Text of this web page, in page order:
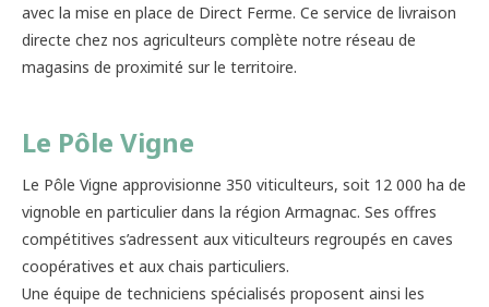
avec la mise en place de Direct Ferme. Ce service de livraison
directe chez nos agriculteurs complète notre réseau de
magasins de proximité sur le territoire.
Le Pôle Vigne
Le Pôle Vigne approvisionne 350 viticulteurs, soit 12 000 ha de
vignoble en particulier dans la région Armagnac. Ses offres
compétitives s’adressent aux viticulteurs regroupés en caves
coopératives et aux chais particuliers.
Une équipe de techniciens spécialisés proposent ainsi les